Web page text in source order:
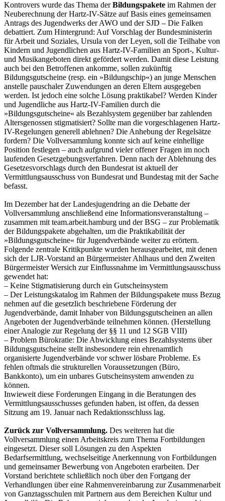
Kontrovers wurde das Thema derBildungspakete im Rahmen der
Neuberechnung der Hartz-IV-Sätze auf Basis eines gemeinsamen
Antrags des Jugendwerks der AWO und der SJD – Die Falken
debattiert. Zum Hintergrund: Auf Vorschlag der Bundesministerin
für Arbeit und Soziales, Ursula von der Leyen, soll die Teilhabe von
Kindern und Jugendlichen aus Hartz-IV-Familien an Sport-, Kultur-
und Musikangeboten direkt gefördert werden. Damit diese Leistung
auch bei den Betroffenen ankomme, sollen zukünftig
Bildungsgutscheine (resp. ein »Bildungschip«) an junge Menschen
anstelle pauschaler Zuwendungen an deren Eltern ausgegeben
werden. Ist jedoch eine solche Lösung praktikabel? Werden Kinder
und Jugendliche aus Hartz-IV-Familien durch die
»Bildungsgutscheine« als Bezahlsystem gegenüber bar zahlenden
Altersgenossen stigmatisiert? Sollte man die vorgeschlagenen Hartz-
IV-Regelungen generell ablehnen? Die Anhebung der Regelsätze
fordern? Die Vollversammlung konnte sich auf keine einhellige
Position festlegen – auch aufgrund vieler offener Fragen im noch
laufenden Gesetzgebungsverfahren. Denn nach der Ablehnung des
Gesetzesvorschlags durch den Bundesrat ist aktuell der
Vermittlungsausschuss von Bundesrat und Bundestag mit der Sache
befasst.
Im Dezember hat der Landesjugendring an die Debatte der
Vollversammlung anschließend eine Informationsveranstaltung –
zusammen mit team.arbeit.hamburg und der BSG – zur Problematik
der Bildungspakete abgehalten, um die Praktikabilität der
»Bildungsgutscheine« für Jugendverbände weiter zu erörtern.
Folgende zentrale Kritikpunkte wurden herausgearbeitet, mit denen
sich der LJR-Vorstand an Bürgermeister Ahlhaus und den Zweiten
Bürgermeister Wersich zur Einflussnahme im Vermittlungsausschuss
gewendet hat:
– Keine Stigmatisierung durch ein Gutscheinsystem
– Der Leistungskatalog im Rahmen der Bildungspakete muss Bezug
nehmen auf die gesetzlich beschriebene Förderung der
Jugendverbände, damit Inhaber von Bildungsgutscheinen an allen
Angeboten der Jugendverbände teilnehmen können. (Herstellung
einer Analogie zur Regelung der §§ 11 und 12 SGB VIII)
– Problem Bürokratie: Die Abwicklung eines Bezahlsystems über
Bildungsgutscheine stellt insbesondere rein ehrenamtlich
organisierte Jugendverbände vor schwer lösbare Probleme. Es
fehlen oftmals die strukturellen Voraussetzungen (Büro,
Bankkonto), um ein unbares Gutscheinsystem anwenden zu
können.
Inwieweit diese Forderungen Eingang in die Beratungen des
Vermittlungsausschusses gefunden haben, ist offen, da dessen
Sitzung am 19. Januar nach Redaktionsschluss lag.
Zurück zur Vollversammlung. Des weiteren hat die
Vollversammlung einen Arbeitskreis zum Thema Fortbildungen
eingesetzt. Dieser soll Lösungen zu den Aspekten
Bedarfsermittlung, wechselseitige Anerkennung von Fortbildungen
und gemeinsamer Bewerbung von Angeboten erarbeiten. Der
Vorstand berichtete schließlich noch über den Fortgang der
Verhandlungen über eine Rahmenvereinbarung zur Zusammenarbeit
von Ganztagsschulen mit Partnern aus dem Bereichen Kultur und